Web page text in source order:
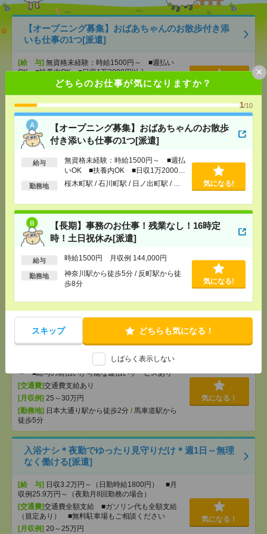
どちらのお仕事が気になりますか？
1/10
【オープニング募集】おばあちゃんのお散歩
付き添いも仕事の1つ[派遣]
給与
無資格未経験：時給1500円～ ■週払
いOK ■扶養内OK ■日収1万2000円
以上
勤務地 桜木町駅 / 石川町駅 / 日ノ出町駅 / … 気になる!
【長期】事務のお仕事！残業なし！16時定
時！土日祝休み[派遣]
給与 時給1500円 月収例 144,000円
勤務地
神奈川駅から徒歩5分 / 反町駅から徒
歩8分
気になる!
スキップ どちらも気になる！
しばらく表示しない
×
【オープニング募集】おばあちゃんのお散歩付き添
いも仕事の1つ[派遣]
[給 与] 無資格未経験：時給1500円～ ■週払い
OK ■扶養内OK ■日収1万2000円以上
交通費全額支給
[勤務地]桜木町駅/石川町駅/日ノ出町駅/…
気になる！
【長期】事務のお仕事！残業なし！16時定時！土日
祝休み[派遣]
[給 与]時給1500円 月収例 144,000円
全額支給
[月収例]10～15万円
気になる！
基本17時40分まで＊未経験スタートOK＊データ入力
など[派遣]
[給 与]時給1500円＋交 【月収例】237,500円
～ ■給与の前払いが可能な速払いサービスあり
交通費支給あり
[勤務地]若葉駅からバス15分
人気の非営利団体＊基本16時50分まで[派遣]
時給1500円＋交 【月収例】258,750円
～ ■給与の前払いが可能な速払いサービスあり
[交通費]交通費支給あり
[月収例] 25～30万円
[勤務地] 日本大通り駅から徒歩2分 / 馬車道駅から
徒歩5分
気になる！
入浴ナシ＊夜勤でゆったり見守りだけ＊週1日～無理
なく働ける[派遣]
[給 与] 日収3.2万円～（日勤時給1800円） ■月
収例25.9万円～（夜勤月8回勤務の場合）
[交通費]交通費全額支給 ■ガソリン代も全額支給
（規定あり） ■無料駐車場もご相談ください
[月収例] 20～25万円
気になる！